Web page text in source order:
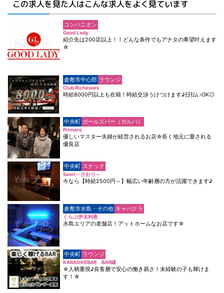
この求人を見た人はこんな求人をよく見ています
コンパニオン
Good Lady
紹介先は200店以上！！どんな条件でもアナタの希望叶えます
☆
倉敷市中心部 ラウンジ
Club Richesses
時給8000円以上も在籍！時給交渉うけつけます♪日払いOK◎
中央町 ガールズバー（ガルバ）
Primero
優しいマスター夫婦が経営されるお店☆長く地元に愛される
優良店
中央町 スナック
Saori～さおり～
今なら【時給2500円～】幅広い年齢層の方が活躍できます♪
倉敷市水島・その他 キャバクラ
くらぶ伊太利夜
水島エリアの老舗店！アットホームなお店です☆
中央町 ラウンジ
KARAOKEBAR BAR縁
☆人柄重視♪良客層で安心の働き易さ！未経験の子も輝けま
す！☆